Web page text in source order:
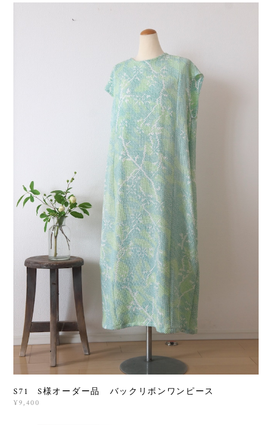
S71 S様オーダー品 バックリボンワンピース
¥9,400